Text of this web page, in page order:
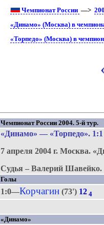
Чемпионат России —>
«Динамо» (Москва) в
«Торпедо» (Москва) в
Чемпионат России 2004. 5-й тур.
«Динамо» — «Торпедо».
7 апреля 2004 г.Москва.
Судья – Валерий Шавейко.
Голы
1:0—Корчагин (73') 12 4
«Динамо»